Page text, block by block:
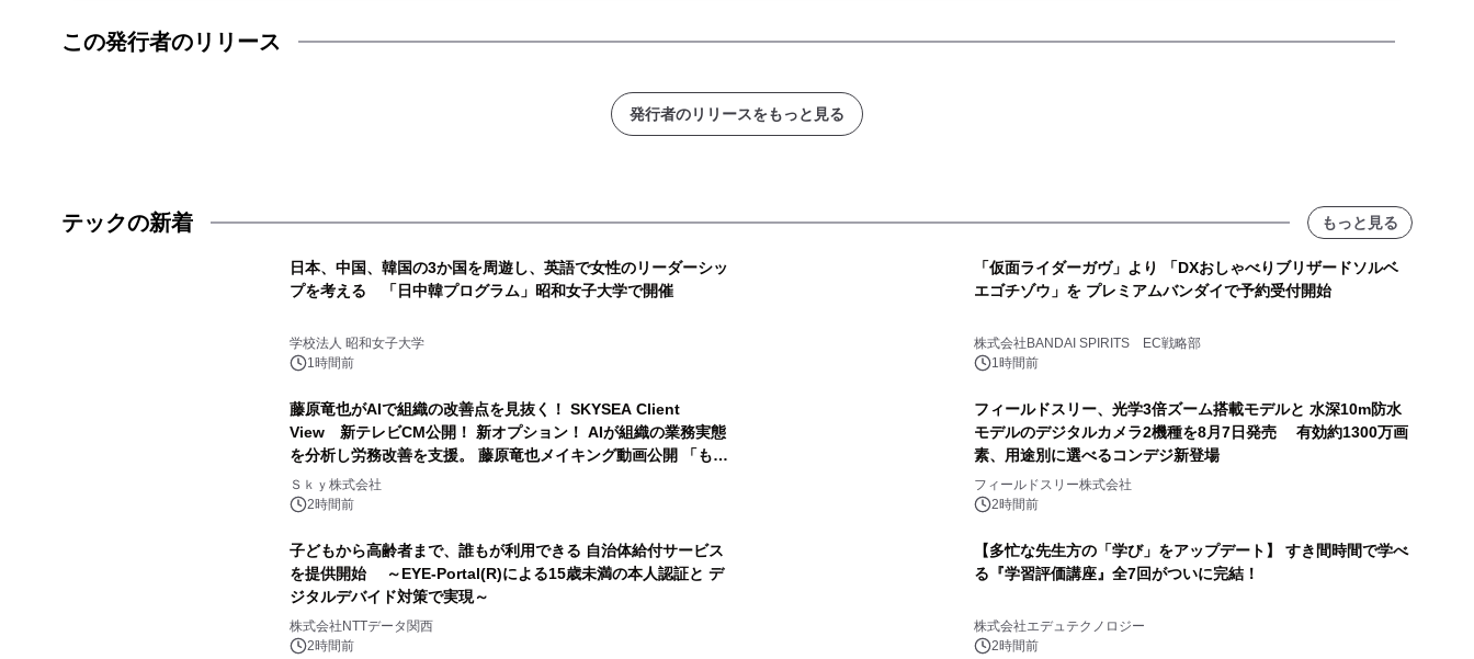
この発行者のリリース
発行者のリリースをもっと見る
テックの新着 もっと見る
日本、中国、韓国の3か国を周遊し、英語で女性のリーダーシッ
プを考える 「日中韓プログラム」昭和女子大学で開催
学校法人 昭和女子大学
1時間前
「仮面ライダーガヴ」より 「DXおしゃべりブリザードソルベ
エゴチゾウ」を プレミアムバンダイで予約受付開始
株式会社BANDAI SPIRITS EC戦略部
1時間前
藤原竜也がAIで組織の改善点を見抜く！ SKYSEA Client
View 新テレビCM公開！ 新オプション！ AIが組織の業務実態
を分析し労務改善を支援。 藤原竜也メイキング動画公開 「もし
AIが自分を分析したら、すぐ休めと言われる自信がある」「昨
年の夏はカブトムシを捕まえたり、虫と戦ったり…」
Ｓｋｙ株式会社
2時間前
フィールドスリー、光学3倍ズーム搭載モデルと 水深10m防水
モデルのデジタルカメラ2機種を8月7日発売 有効約1300万画
素、用途別に選べるコンデジ新登場
フィールドスリー株式会社
2時間前
子どもから高齢者まで、誰もが利用できる 自治体給付サービス
を提供開始 ～EYE-Portal(R)による15歳未満の本人認証と デ
ジタルデバイド対策で実現～
株式会社NTTデータ関西
2時間前
【多忙な先生方の「学び」をアップデート】 すき間時間で学べ
る『学習評価講座』全7回がついに完結！
株式会社エデュテクノロジー
2時間前